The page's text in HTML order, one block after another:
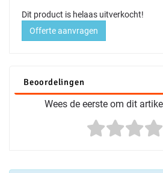
Dit product is helaas uitverkocht!
Offerte aanvragen
Beoordelingen
Wees de eerste om dit